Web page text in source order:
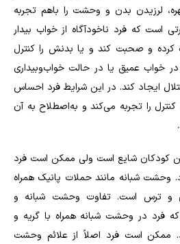
لرزیدن بدن و وحشت را باهم تجربه
است که فرد ناخودآگاه از خواب بیدار
و صحبت کند و یا بدنش را کنترل
خواب عمیق یا در حالت خواب‌وبیداری
ایجاد کند. در این شرایط فرد احساس
را تجربه می‌کند و به‌اصطلاح به آن
کودکان شایع است ولی ممکن است فرد
وحشت شبانه مانند حملات پانیک همراه
و ترس است. تفاوت وحشت شبانه و
فرد در وحشت شبانه همراه با گریه و
ممکن است فرد اصلاً از علائم وحشت